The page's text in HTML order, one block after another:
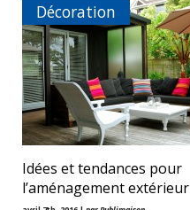
Décoration
Idées et tendances pour
l’aménagement extérieur